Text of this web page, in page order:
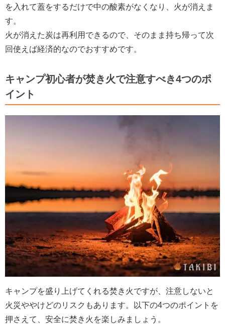
を入れて蓋をするだけで中の酸素がなくなり、火が消えま
す。
火が消えた炭は再利用できるので、そのまま持ち帰って次
回使えば経済的なのでおすすめです。
キャンプ初心者が焚き火で注意すべき4つのポ
イント
キャンプを盛り上げてくれる焚き火ですが、注意しないと
火災ややけどのリスクもあります。以下の4つのポイントを
押さえて、安全に焚き火を楽しみましょう。